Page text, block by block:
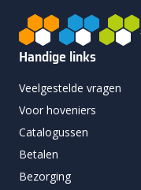
Handige links
Veelgestelde vragen
Voor hoveniers
Catalogussen
Betalen
Bezorging